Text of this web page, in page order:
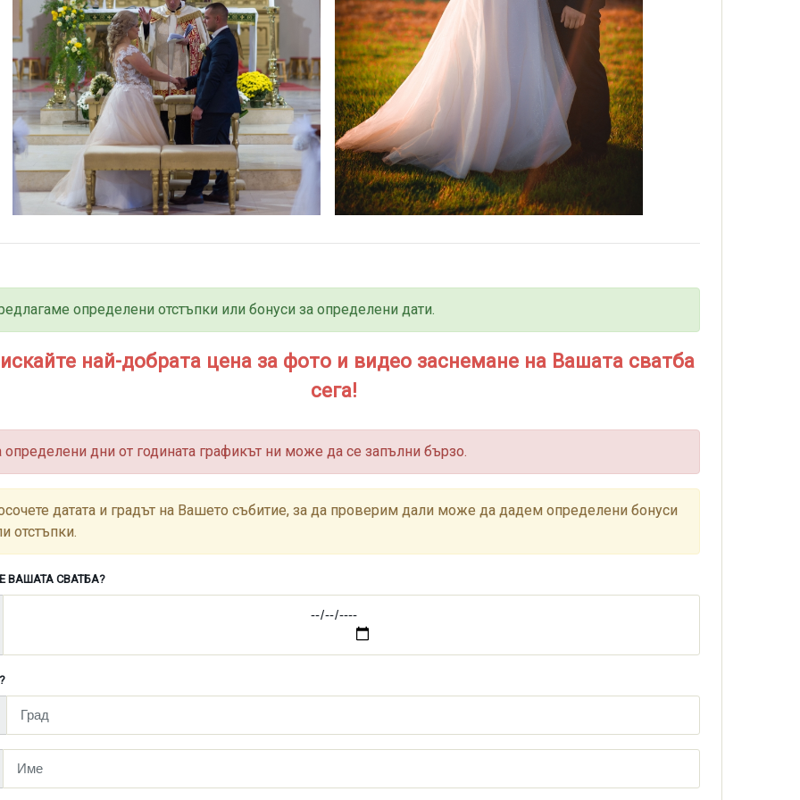
определени отстъпки или бонуси за определени дати.
най-добрата цена за фото и видео заснемане на Вашата сватба
сега!
определени дни от годината графикът ни може да се запълни бързо.
датата и градът на Вашето събитие, за да проверим дали може да дадем определени бонуси
отстъпки.
ВАШАТА СВАТБА?